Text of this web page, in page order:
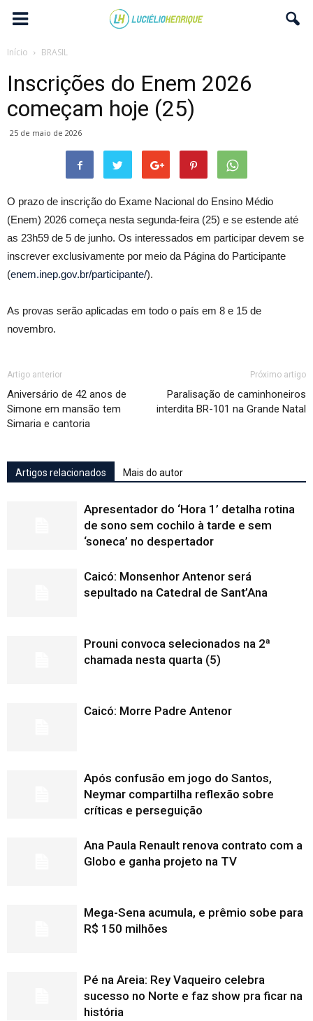
Início BRASIL
Inscrições do Enem 2026
começam hoje (25)
25 de maio de 2026
O prazo de inscrição do Exame Nacional do Ensino Médio
(Enem) 2026 começa nesta segunda-feira (25) e se estende até
as 23h59 de 5 de junho. Os interessados em participar devem se
inscrever exclusivamente por meio da Página do Participante
(enem.inep.gov.br/participante/).
As provas serão aplicadas em todo o país em 8 e 15 de
novembro.
Artigo anterior
Aniversário de 42 anos de
Simone em mansão tem
Simaria e cantoria
Próximo artigo
Paralisação de caminhoneiros
interdita BR-101 na Grande Natal
Artigos relacionados Mais do autor
Apresentador do ‘Hora 1’ detalha rotina
de sono sem cochilo à tarde e sem
‘soneca’ no despertador
Caicó: Monsenhor Antenor será
sepultado na Catedral de Sant’Ana
Prouni convoca selecionados na 2ª
chamada nesta quarta (5)
Caicó: Morre Padre Antenor
Após confusão em jogo do Santos,
Neymar compartilha reflexão sobre
críticas e perseguição
Ana Paula Renault renova contrato com a
Globo e ganha projeto na TV
Mega-Sena acumula, e prêmio sobe para
R$ 150 milhões
Pé na Areia: Rey Vaqueiro celebra
sucesso no Norte e faz show pra ficar na
história